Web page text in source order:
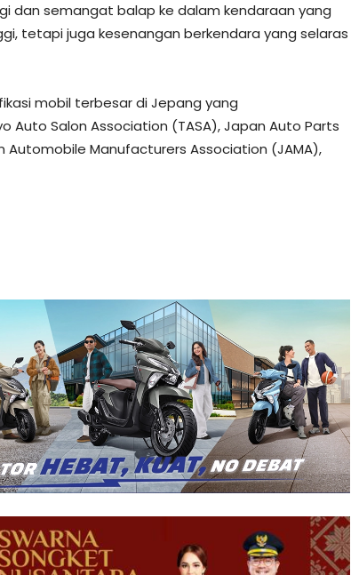
dan semangat balap ke dalam kendaraan yang
tetapi juga kesenangan berkendara yang selaras
mobil terbesar di Jepang yang
Auto Salon Association (TASA), Japan Auto Parts
Manufacturers Association (JAMA),